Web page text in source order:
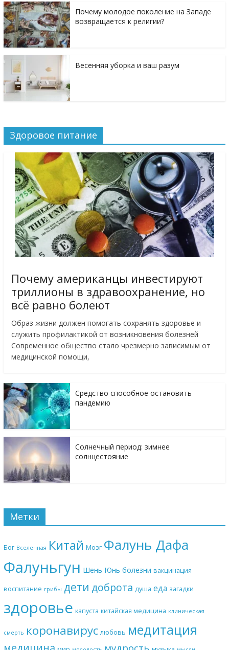
Почему молодое поколение на Западе
возвращается к религии?
Весенняя уборка и ваш разум
Здоровое питание
Почему американцы инвестируют
триллионы в здравоохранение, но
всё равно болеют
Образ жизни должен помогать сохранять здоровье и
служить профилактикой от возникновения болезней
Современное общество стало чрезмерно зависимым от
медицинской помощи,
Средство способное остановить
пандемию
Солнечный период: зимнее
солнцестояние
Метки
Бог Вселенная Китай Мозг Фалунь Дафа
Фалуньгун Шень Юнь болезни вакцинация
воспитание грибы дети доброта душа еда загадки
здоровье капуста китайская медицина клиническая
смерть коронавирус любовь медитация